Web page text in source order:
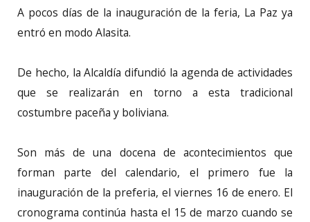
A pocos días de la inauguración de la feria, La Paz ya
entró en modo Alasita.
De hecho, la Alcaldía difundió la agenda de actividades
que se realizarán en torno a esta tradicional
costumbre paceña y boliviana.
Son más de una docena de acontecimientos que
forman parte del calendario, el primero fue la
inauguración de la preferia, el viernes 16 de enero. El
cronograma continúa hasta el 15 de marzo cuando se